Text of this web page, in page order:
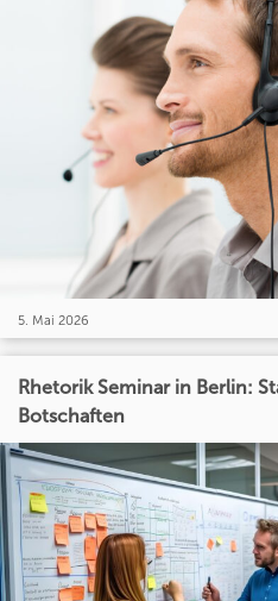
5. Mai 2026
Rhetorik Seminar in Berlin:
Botschaften